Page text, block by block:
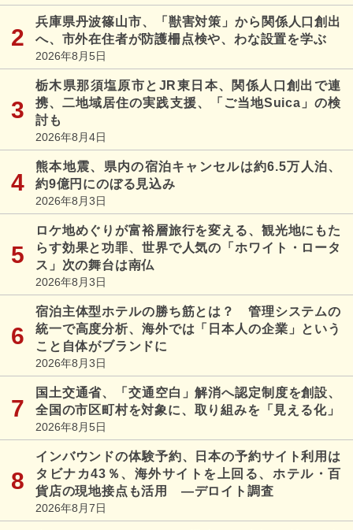
兵庫県丹波篠山市、「獣害対策」から関係人口創出
へ、市外在住者が防護柵点検や、わな設置を学ぶ
2026年8月5日
栃木県那須塩原市とJR東日本、関係人口創出で連
携、二地域居住の実践支援、「ご当地Suica」の検
討も
2026年8月4日
熊本地震、県内の宿泊キャンセルは約6.5万人泊、
約9億円にのぼる見込み
2026年8月3日
ロケ地めぐりが富裕層旅行を変える、観光地にもた
らす効果と功罪、世界で人気の「ホワイト・ロータ
ス」次の舞台は南仏
2026年8月3日
宿泊主体型ホテルの勝ち筋とは？ 管理システムの
統一で高度分析、海外では「日本人の企業」という
こと自体がブランドに
2026年8月3日
国土交通省、「交通空白」解消へ認定制度を創設、
全国の市区町村を対象に、取り組みを「見える化」
2026年8月5日
インバウンドの体験予約、日本の予約サイト利用は
タビナカ43％、海外サイトを上回る、ホテル・百
貨店の現地接点も活用 ―デロイト調査
2026年8月7日